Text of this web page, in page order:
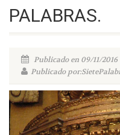
PALABRAS.
Publicado en 09/11/2016
Publicado